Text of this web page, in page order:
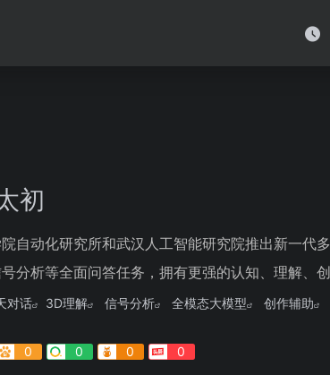
初
自动化研究所和武汉人工智能研究院推出新一代
分析等全面问答任务，拥有更强的认知、理解、
对话 3D理解 信号分析 全模态大模型 创作辅助
0 0 0 0